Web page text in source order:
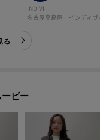
くすることはできませ
加工可
り－5cmから加工可
確認ください。
：38（M）
INDIVI
名古屋高島屋 インディヴ
る
ビー